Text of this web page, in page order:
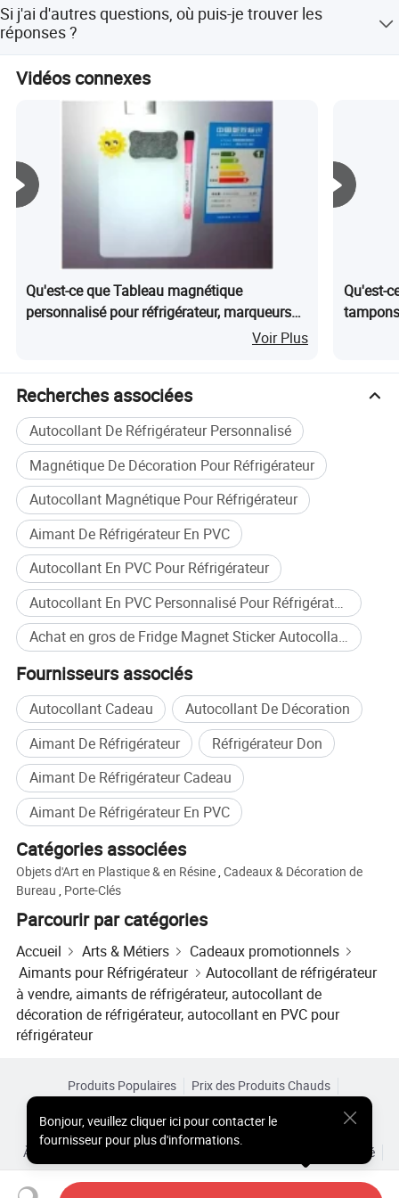
Profil de la société
L'Anhui Lulang nouveau matériau Technology Co.,
Ltd
Est une entreprise high-tech dédié à la recherche, de
développement, la production et vente de nouveaux
situé à Hongkong, de la Chine. Comme un expert dans
l'application de la technologie de l'aimant permanent
matériaux, nous avons Analyseur de performances
magnétiques Advanced, aimants et analytique des
professionnels expérimentés ingénieurs techniques, qui
visiter notre usine, et tout sera bien organisé.
Si j'ai d'autres questions, où puis-je trouver les
réponses ?
contacter à tout moment.
Vidéos connexes
Qu'est-ce que Tableau magnétique
personnalisé pour réfrigérateur, marqueurs
effaçables à sec, gomme, tableau deVoir Plus
Qu'est-
Recherches associées
Autocollant De Réfrigérateur Personnalisé
Magnétique De Décoration Pour Réfrigérateur
Autocollant Magnétique Pour Réfrigérateur
Aimant De Réfrigérateur En PVC
Autocollant En PVC Pour Réfrigérateur
Autocollant En PVC Personnalisé Pour Réfrigérateur
Achat en gros de Fridge Magnet Sticker Autocollant De D&eacute;coration
Fournisseurs associés
Autocollant Cadeau
Autocollant De Décoration
Aimant De Réfrigérateur
Réfrigérateur Don
Aimant De Réfrigérateur Cadeau
Aimant De Réfrigérateur En PVC
Catégories associées
Objets d'Art en Plastique & en Résine,Cadeaux & Décoration de
Bureau , Porte-Clés
Parcourir par catégories
Accueil Arts & Métiers
Cadeaux promotionnels
Aimants pour Réfrigérateur
Autocollant de réfrigérateur
à vendre, aimants de réfrigérateur, autocollant de
décoration de réfrigérateur, autocollant en PVC pour
réfrigérateur
Bonjour,veuillez cliquer ici pour contacter le
fournisseur pour plus d'informations.
Produits Populaires
Prix des Produits Chauds
Site PC
Aperçus
À Propos de
Accord d’Utilisateur
Politique de Confidentialité
Contact